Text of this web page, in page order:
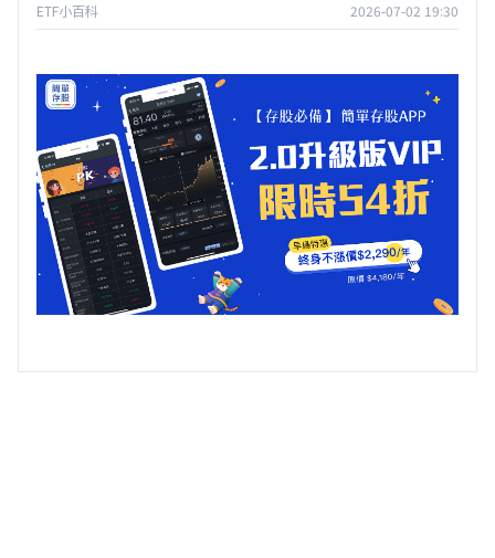
ETF小百科 2026-07-02 19:30